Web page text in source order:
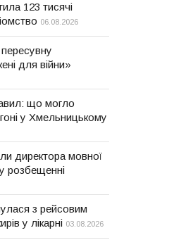
123 тисячі
06.08.2026
для війни»
що могло
у Хмельницькому
директора мовної
розбещенні
з рейсовим
у лікарні 03.08.2026